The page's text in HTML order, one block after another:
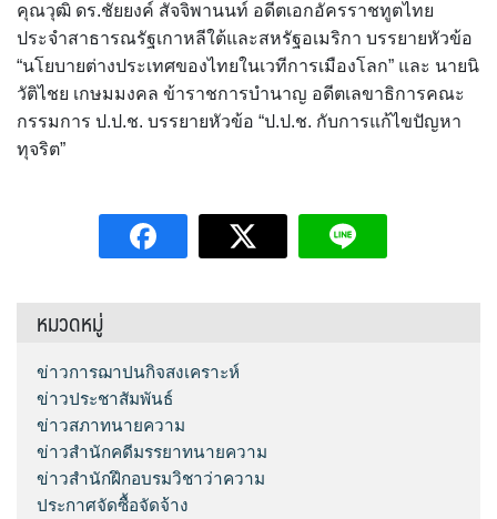
คุณวุฒิ ดร.ชัยยงค์ สัจจิพานนท์ อดีตเอกอัครราชทูตไทย
ประจำสาธารณรัฐเกาหลีใต้และสหรัฐอเมริกา บรรยายหัวข้อ
“นโยบายต่างประเทศของไทยในเวทีการเมืองโลก” และ นายนิ
วัติไชย เกษมมงคล ข้าราชการบำนาญ อดีตเลขาธิการคณะ
กรรมการ ป.ป.ช. บรรยายหัวข้อ “ป.ป.ช. กับการแก้ไขปัญหา
ทุจริต”
หมวดหมู่
ข่าวการฌาปนกิจสงเคราะห์
ข่าวประชาสัมพันธ์
ข่าวสภาทนายความ
ข่าวสำนักคดีมรรยาทนายความ
ข่าวสำนักฝึกอบรมวิชาว่าความ
ประกาศจัดซื้อจัดจ้าง